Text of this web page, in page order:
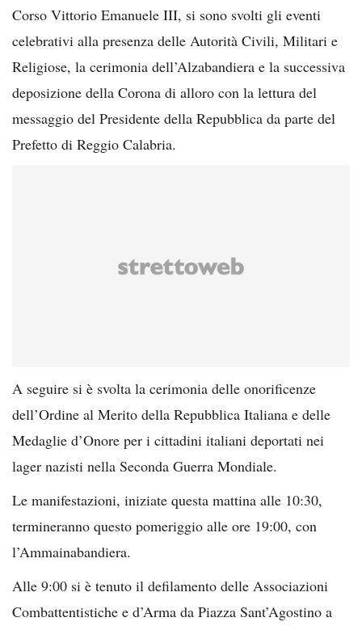
Corso Vittorio Emanuele III, si sono svolti gli eventi
celebrativi alla presenza delle Autorità Civili, Militari e
Religiose, la cerimonia dell’Alzabandiera e la successiva
deposizione della Corona di alloro con la lettura del
messaggio del Presidente della Repubblica da parte del
Prefetto di Reggio Calabria.
A seguire si è svolta la cerimonia delle onorificenze
dell’Ordine al Merito della Repubblica Italiana e delle
Medaglie d’Onore per i cittadini italiani deportati nei
lager nazisti nella Seconda Guerra Mondiale.
Le manifestazioni, iniziate questa mattina alle 10:30,
termineranno questo pomeriggio alle ore 19:00, con
l’Ammainabandiera.
Alle 9:00 si è tenuto il defilamento delle Associazioni
Combattentistiche e d’Arma da Piazza Sant’Agostino a